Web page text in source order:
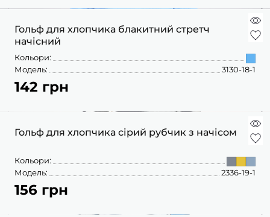
Гольф для хлопчика блакитний стретч
начісний
Кольори:
Модель:
3130-18-1
142 грн
Гольф для хлопчика сірий рубчик з начісом
Кольори:
Модель:
2336-19-1
156 грн